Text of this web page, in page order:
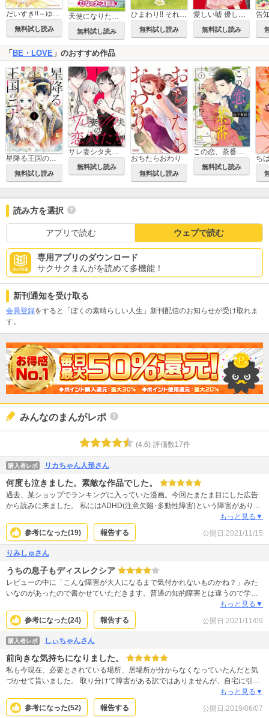
だいすき!!～ゆずの子育て日記～
無料試し読み 無料試し読み 無料試し読み 無料試し読み
「BE・LOVE 」のおすすめ作品
星降る王国のニナ
無料試し読み
サレ妻シタ夫の恋人たち
無料試し読み
おちたらおわり
無料試し読み
この恋、茶番につき!?
無料試し読み
ち
読み方を選択
アプリで読む ウェブで読む
専用アプリのダウンロード
サクサクまんがを読めて多機能！
新刊通知を受け取る
会員登録をすると「ぼくの素晴らしい人生」新刊配信のお知らせが受け取れま
す。
みんなのまんがレポ
(4.6) 評価数17件
購入者レポ リカちゃん人形さん
何度も泣きました。素敵な作品でした。
過去、某ショップでランキングに入っていた漫画。今回たまたま目にした広告
から読みに来ました。 私にはADHD(注意欠陥･多動性障害)という障害がありま
す。子どもの頃から、皆から変な子だと言われ、親からも酷く叱られ、何で自
分はこうなんだろう、と子どもながらに悩んだ記憶があります。 ADHDと言っ
ても、傾向の度合いは子どもと大人･その人によって症状は様々です。 また、
こういった障害は併存疾患があることが多い為、更に複雑化していきます。 (環
境によっては気づかないまま過ごす人もおりますが。) 大人になり、障害を知
り、自分を赦し、親を赦し、やっと自分は自分なんだと、これが自分なんだ
と、個性のひとつなんだと思えるようになりました。 人の目にはつらさも努力
も見えませんから、どれだけ大変かなんてわからないですよね。忍と遥、その
周りの皆がハッピーエンドなら、私はとても嬉しいです。 有難う御座いまし
た。
もっと見る▼
参考になった(19) 報告する 公開日:2021/11/15
りみしゅさん
うちの息子もディスレクシア
レビューの中に「こんな障害が大人になるまで気付かれないものかね？」みた
いなのがあったので書かせていただきます。普通の知的障害とは違うので学校
で通常行われる知能検査などでは発見てきず、本人は大真面目なのにふざけて
いると思われるようです。更に悪いことに、本人には普通の人がどれほどはっ
きり見えているのかが分からないので自分の見えかたが普通ではないことに気
付くのに時間がかかります。ちなみに息子は「見え方がおかしいと思うんだ
よ」と言ったのは不登校になった後でした。これは眼科でも発見できません
し、治療できません。「眼科の範疇ではない」と言われました。世の中の「普
通の」人達は、自分達の常識に当てはめようとせず、知らないことが多いとい
うことを理解して、障害を正しく理解しようとして欲しいです。ハッピーエン
もっと見る▼
参考になった(24) 報告する 公開日:2021/11/09
購入者レポ しぃちゃんさん
前向きな気持ちになりました。
私も今現在、必要とされている場所、居場所が分からなくなっていたんだと気
づかせて貰いました。 取り分けて障害がある訳ではありませんが、自宅に引き
こもって誰とも会わずに居られないかと、後ろ向きな考えばかりに囚われてい
たので、共感して涙が出ました。 逃げていてはいけないと、元気を貰えるお話
し、ありがとうございました。
もっと見る▼
参考になった(52) 報告する 公開日:2019/06/07